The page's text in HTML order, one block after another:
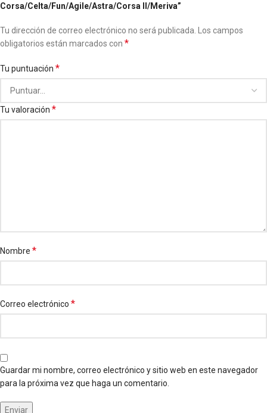
Corsa/Celta/Fun/Agile/Astra/Corsa II/Meriva”
Tu dirección de correo electrónico no será publicada.
Los campos
obligatorios están marcados con *
Tu puntuación *
Tu valoración *
Nombre *
Correo electrónico *
Guardar mi nombre, correo electrónico y sitio web en este navegador
para la próxima vez que haga un comentario.